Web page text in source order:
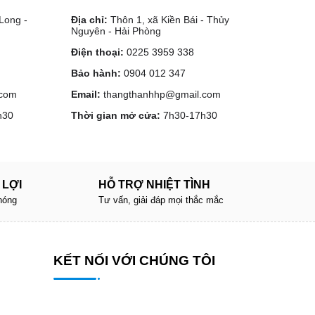
-
Địa chỉ: Thôn 1, xã Kiền Bái - Thủy
Nguyên - Hải Phòng
Điện thoại: 0225 3959 338
Bảo hành: 0904 012 347
Email: thangthanhhp@gmail.com
Thời gian mở cửa: 7h30-17h30
HỖ TRỢ NHIỆT TÌNH
Tư vấn, giải đáp mọi thắc mắc
KẾT NỐI VỚI CHÚNG TÔI